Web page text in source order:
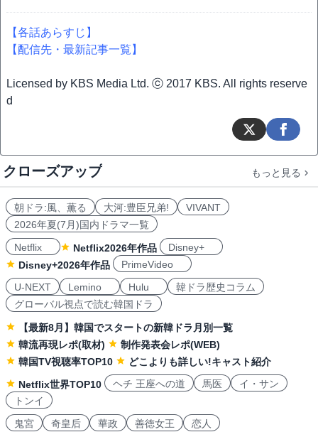
【各話あらすじ】
【配信先・最新記事一覧】
Licensed by KBS Media Ltd. ⓒ 2017 KBS. All rights reserve
d
クローズアップ もっと見る
朝ドラ:風、薫る 大河:豊臣兄弟!
VIVANT
2026年夏(7月)国内ドラマ一覧
Netflix
Netflix2026年作品
Disney+
Disney+2026年作品
PrimeVideo
U-NEXT
Lemino Hulu
韓ドラ歴史コラム
グローバル視点で読む韓国ドラ
【最新8月】韓国でスタートの新韓ドラ月別一覧
韓流再現レポ(取材)
制作発表会レポ(WEB)
韓国TV視聴率TOP10
どこよりも詳しい!キャスト紹介
Netflix世界TOP10
ヘチ 王座への道 馬医
イ・サン
トンイ
鬼宮
奇皇后 華政 善徳女王 恋人